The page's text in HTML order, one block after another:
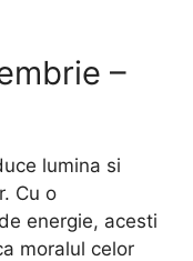
–
lumina si
Cu o
energie, acesti
moralul celor